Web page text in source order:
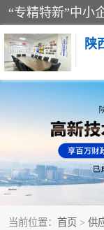
陕
当前位置： 首页 > 供